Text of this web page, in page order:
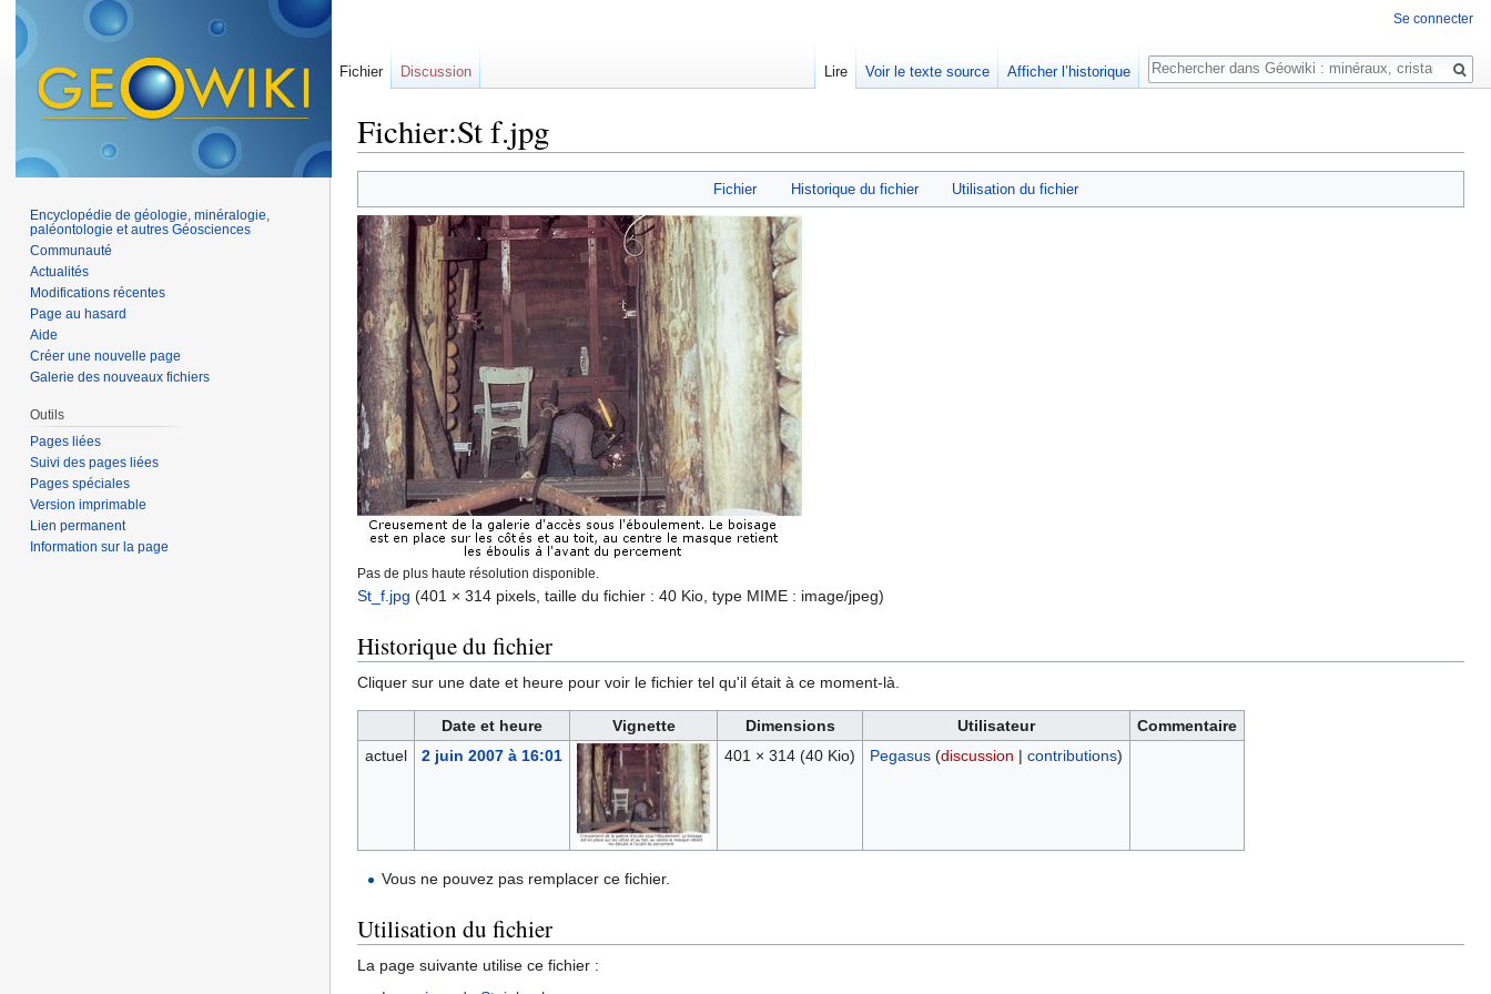
Fichier:St f.jpg
Fichier Historique du fichier Utilisation du fichier
Pas de plus haute résolution disponible.
St_f.jpg (401 × 314 pixels, taille du fichier : 40 Kio, type MIME : image/jpeg)
Historique du fichier
Cliquer sur une date et heure pour voir le fichier tel qu'il était à ce moment-là.
Date et heure Vignette Dimensions Utilisateur
Commentaire
actuel
2 juin 2007 à 16:01 401 × 314 (40 Kio) Pegasus (discussion | contributions)
Vous ne pouvez pas remplacer ce fichier.
Utilisation du fichier
La page suivante utilise ce fichier :
Se connecter
Fichier Discussion Lire Voir le texte source Afficher l’historique
Rechercher
Encyclopédie de géologie, minéralogie,
paléontologie et autres Géosciences
Communauté
Actualités
Modifications récentes
Page au hasard
Aide
Créer une nouvelle page
Galerie des nouveaux fichiers
Outils
Pages liées
Suivi des pages liées
Pages spéciales
Version imprimable
Lien permanent
Information sur la page